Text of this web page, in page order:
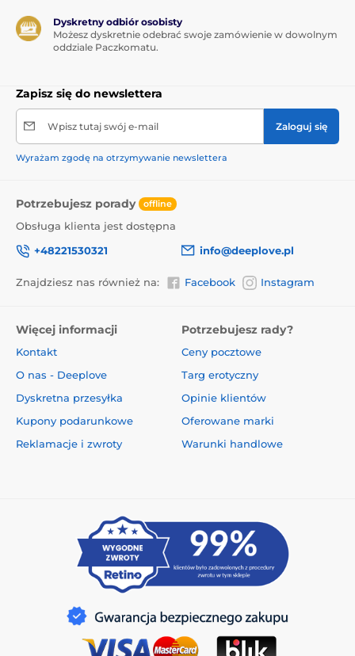
Dyskretny odbiór osobisty
Możesz dyskretnie odebrać swoje zamówienie w dowolnym
oddziale Paczkomatu.
Zapisz się do newslettera
Wpisz tutaj swój e-mail Zaloguj się
Wyrażam zgodę na otrzymywanie newslettera
Potrzebujesz porady offline
Obsługa klienta jest dostępna
+48221530321
info@deeplove.pl
Znajdziesz nas również na: Facebook Instagram
Więcej informacji
Kontakt
O nas - Deeplove
Dyskretna przesyłka
Kupony podarunkowe
Reklamacje i zwroty
Potrzebujesz rady?
Ceny pocztowe
Targ erotyczny
Opinie klientów
Oferowane marki
Warunki handlowe